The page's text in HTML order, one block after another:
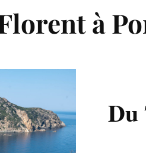
à
Du